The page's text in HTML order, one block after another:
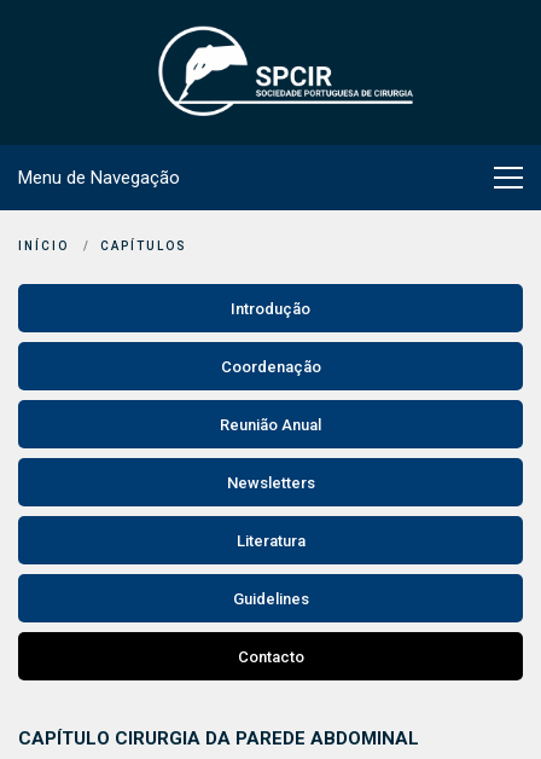
Menu de Navegação
INÍCIO CAPÍTULOS
Introdução
Coordenação
Reunião Anual
Newsletters
Literatura
Guidelines
Contacto
CAPÍTULO CIRURGIA DA PAREDE ABDOMINAL